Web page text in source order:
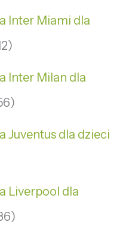
Inter Miami dla
Inter Milan dla
Juventus dla dzieci
Liverpool dla